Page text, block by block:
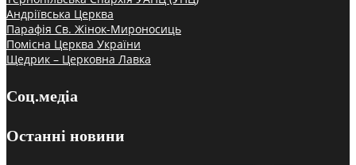
Андріївська Церква
Парафія Св. Жінок-Мироносиць
Помісна Церква України
Щедрик – Церковна Лавка
Соц.медіа
Останні новини